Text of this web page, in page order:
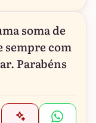
soma de
sempre com
Parabéns